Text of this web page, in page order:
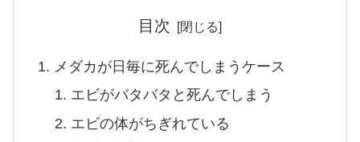
目次
メダカが日毎に死んでしまうケース
エビがバタバタと死んでしまう
エビの体がちぎれている